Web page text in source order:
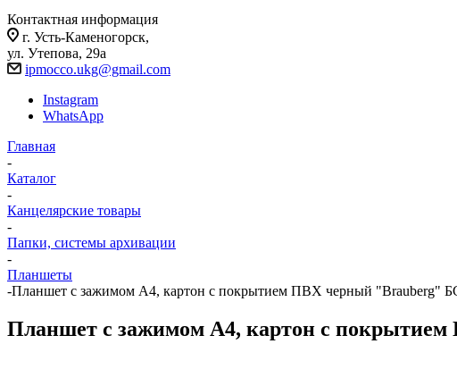
Контактная информация
г. Усть-Каменогорск,
ул. Утепова, 29а
ipmocco.ukg@gmail.com
Instagram
WhatsApp
Главная
-
Каталог
-
Канцелярские товары
-
Папки, системы архивации
-
Планшеты
-Планшет с зажимом А4, картон с покрытием ПВХ черный "Brauberg"
Планшет с зажимом А4, картон с